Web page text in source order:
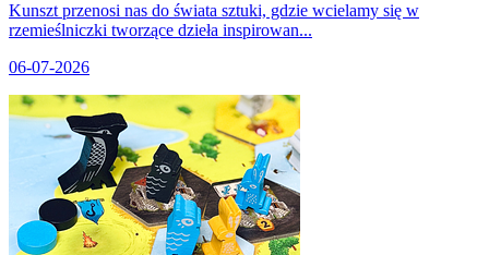
Kunszt przenosi nas do świata sztuki, gdzie wcielamy się w
rzemieślniczki tworzące dzieła inspirowan...
06-07-2026